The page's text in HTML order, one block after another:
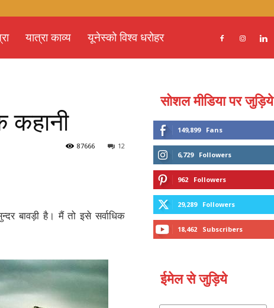
यात्रा काव्य यूनेस्को विश्व धरोहर
कहानी
12
87666
बावड़ी है। मैं तो इसे सर्वाधिक
सोशल मीडिया पर जुड़िये
149,899 Fans
6,729 Followers
962 Followers
29,289 Followers
18,462 Subscribers
ईमेल से जुड़िये